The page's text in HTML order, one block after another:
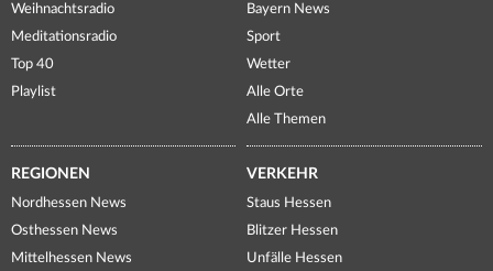
Weihnachtsradio
Meditationsradio
Top 40
Playlist
Bayern News
Sport
Wetter
Alle Orte
Alle Themen
REGIONEN
Nordhessen News
Osthessen News
Mittelhessen News
VERKEHR
Staus Hessen
Blitzer Hessen
Unfälle Hessen